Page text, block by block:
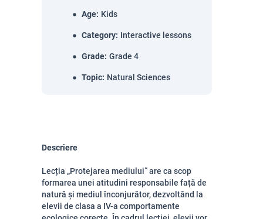
Age: Kids
Category: Interactive lessons
Grade: Grade 4
Topic: Natural Sciences
Descriere
Lecția „Protejarea mediului” are ca scop
formarea unei atitudini responsabile față de
natură și mediul înconjurător, dezvoltând la
elevii de clasa a IV-a comportamente